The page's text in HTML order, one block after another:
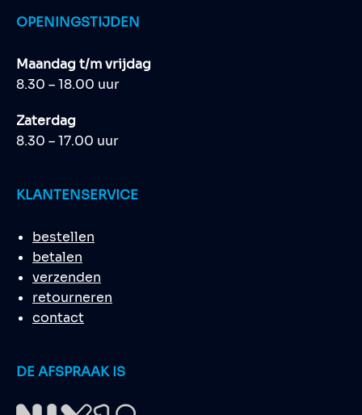
OPENINGSTIJDEN
Maandag t/m vrijdag
8.30 – 18.00 uur
Zaterdag
8.30 – 17.00 uur
KLANTENSERVICE
bestellen
betalen
verzenden
retourneren
contact
DE AFSPRAAK IS